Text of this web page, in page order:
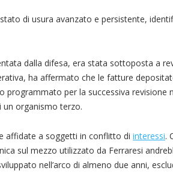
di usura avanzato e persistente,
dalla difesa, era stata sottoposta a
ha affermato che le fatture
per la successiva revisione
un organismo terzo.
affidate a soggetti in conflitto di interessi.
sul mezzo utilizzato da Ferraresi
nell’arco di almeno due anni,